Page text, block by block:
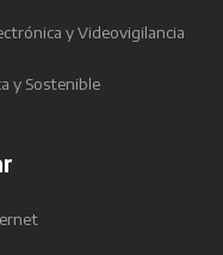
y Videovigilancia
y Sostenible